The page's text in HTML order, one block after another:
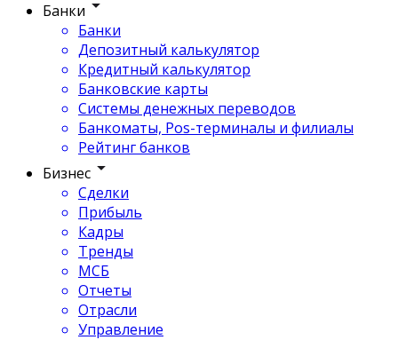
Банки
Банки
Депозитный калькулятор
Кредитный калькулятор
Банковские карты
Системы денежных переводов
Банкоматы, Pos-терминалы и филиалы
Рейтинг банков
Бизнес
Сделки
Прибыль
Кадры
Тренды
МСБ
Отчеты
Отрасли
Управление